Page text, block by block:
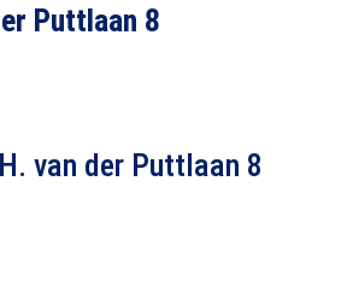
Puttlaan 8
van der Puttlaan 8